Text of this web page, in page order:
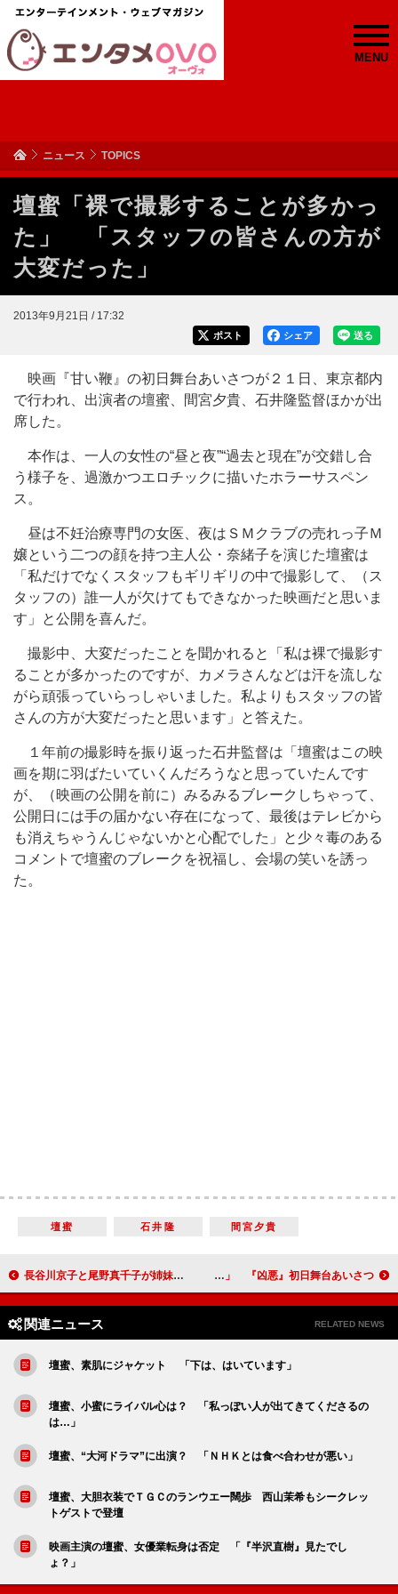
MENU
ニュース TOPICS
壇蜜「裸で撮影することが多かっ
た」 「スタッフの皆さんの方が
大変だった」
2013年9月21日 / 17:32
送る
シェア
ポスト
映画『甘い鞭』の初日舞台あいさつが２１日、東京都内
で行われ、出演者の壇蜜、間宮夕貴、石井隆監督ほかが出
席した。
本作は、一人の女性の“昼と夜”“過去と現在”が交錯し合
う様子を、過激かつエロチックに描いたホラーサスペン
ス。
昼は不妊治療専門の女医、夜はＳＭクラブの売れっ子Ｍ
嬢という二つの顔を持つ主人公・奈緒子を演じた壇蜜は
「私だけでなくスタッフもギリギリの中で撮影して、（ス
タッフの）誰一人が欠けてもできなかった映画だと思いま
す」と公開を喜んだ。
撮影中、大変だったことを聞かれると「私は裸で撮影す
ることが多かったのですが、カメラさんなどは汗を流しな
がら頑張っていらっしゃいました。私よりもスタッフの皆
さんの方が大変だったと思います」と答えた。
１年前の撮影時を振り返った石井監督は「壇蜜はこの映
画を期に羽ばたいていくんだろうなと思っていたんです
が、（映画の公開を前に）みるみるブレークしちゃって、
公開日には手の届かない存在になって、最後はテレビから
も消えちゃうんじゃないかと心配でした」と少々毒のある
コメントで壇蜜のブレークを祝福し、会場の笑いを誘っ
た。
壇蜜 石井隆 間宮夕貴
長谷川京子と尾野真千子が姉妹役 「二人合わせて“長谷川町子”だね」 山田孝之「芝居っていいなって思った」 『凶悪』初日舞台あいさつ
関連ニュース RELATED NEWS
壇蜜、素肌にジャケット 「下は、はいています」
壇蜜、小蜜にライバル心は？ 「私っぽい人が出てきてくださるの
は…」
壇蜜、“大河ドラマ”に出演？ 「ＮＨＫとは食べ合わせが悪い」
壇蜜、大胆衣装でＴＧＣのランウエー闊歩 西山茉希もシークレッ
トゲストで登壇
映画主演の壇蜜、女優業転身は否定 「『半沢直樹』見たでし
ょ？」